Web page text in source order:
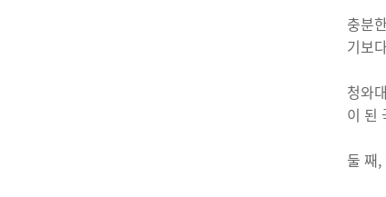
충분
기보
청와
이 된
둘 째,